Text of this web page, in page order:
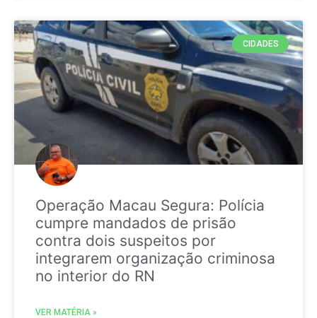
CIDADES
Operação Macau Segura: Polícia
cumpre mandados de prisão
contra dois suspeitos por
integrarem organização criminosa
no interior do RN
VER MATÉRIA »